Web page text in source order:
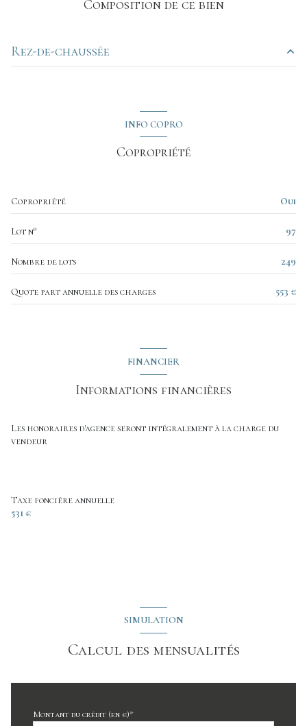
exposition Nord-Ouest
balcon
Composition de ce bien
Rez-de-chaussée
INFO COPRO
Copropriété
Copropriété Oui
Lot n° 97
Nombre de lots 249
Quote part annuelle des charges 553 €
FINANCIER
Informations financières
Les honoraires d'agence seront intégralement à la charge du
vendeur
Taxe foncière annuelle
531 €
SIMULATION
Calcul des mensualités
Montant du crédit (en €)*